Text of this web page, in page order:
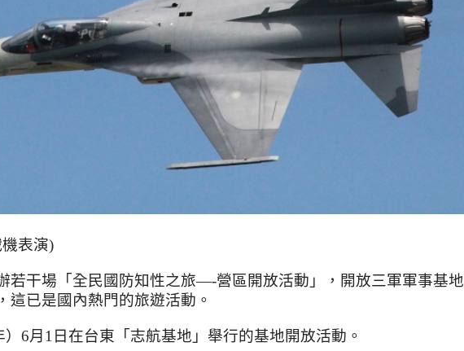
表演)
若干場「全民國防知性之旅—-營區開放活動」，開放三軍軍事基地
這已是國內熱門的旅遊活動。
6月 1 日在台東「志航基地」舉行的基地開放活動。